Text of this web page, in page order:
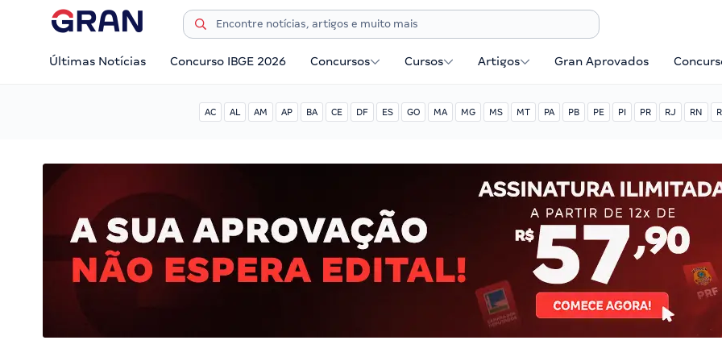
Últimas Notícias Concurso IBGE 2026 Concursos Cursos Artigos Gran Aprovados
AC AL AM AP BA CE DF ES GO MA MG MS MT PA PB PE PI PR RJ RN